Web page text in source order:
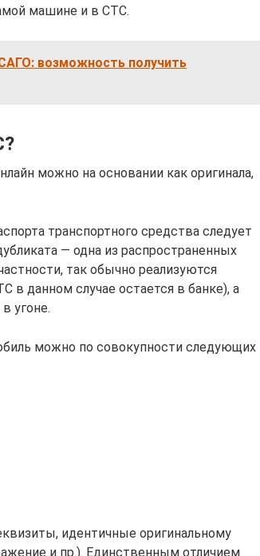
машине и в СТС.
возможность получить
можно на основании как оригинала,
транспортного средства следует
— одна из распространенных
так обычно реализуются
данном случае остается в банке), а
угоне.
можно по совокупности следующих
идентичные оригинальному
и пр.). Единственным отличием